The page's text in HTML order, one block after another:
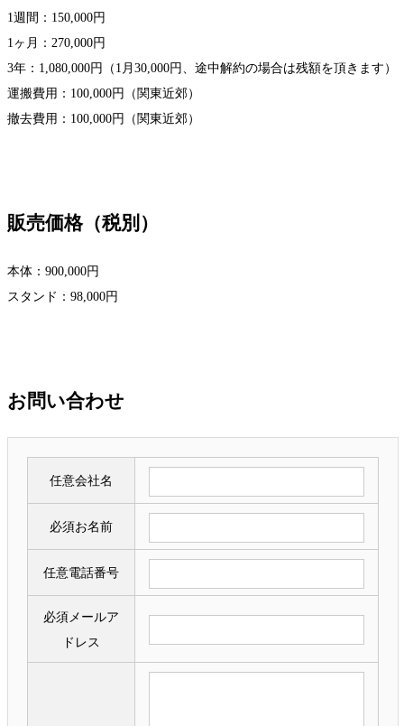
1週間：150,000円
1ヶ月：270,000円
3年：1,080,000円（1月30,000円、途中解約の場合は残額を頂きます）
運搬費用：100,000円（関東近郊）
撤去費用：100,000円（関東近郊）
販売価格（税別）
本体：900,000円
スタンド：98,000円
お問い合わせ
任意会社名
必須お名前
任意電話番号
必須 メールア
ドレス